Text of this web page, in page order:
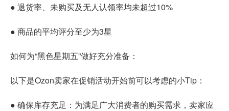
● 退货率、未购买及无人认领率均未超过10%
● 商品的平均评分至少为3星
如何为“黑色星期五”做好充分准备：
以下是Ozon卖家在促销活动开始前可以考虑的小Tip：
● 确保库存充足：为满足广大消费者的购买需求，卖家应